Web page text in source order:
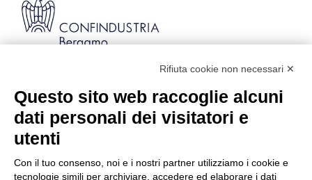
Kilometro Rosso, Gate 5
Codice Fiscale: 80021750163 | PEC:
info@pec.confindustriabergamo.it
CONFINDUSTRIA BERGAMO
Rifiuta cookie non necessari ✕
Questo sito web raccoglie alcuni
dati personali dei visitatori e
utenti
Con il tuo consenso, noi e i nostri partner utilizziamo i cookie e
tecnologie simili per archiviare, accedere ed elaborare i dati